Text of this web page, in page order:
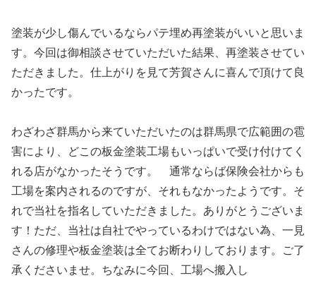
塗装が少し傷んでいるならパテ埋め再塗装がいいと思いま
す。今回は御相談させていただいた結果、再塗装させてい
ただきました。仕上がりを見て芳賀さんに喜んで頂けて良
かったです。
わざわざ群馬から来ていただいたのは群馬県で広範囲の雹
害により、どこの板金塗装工場もいっぱいで受け付けてく
れる店がなかったそうです。 通常ならば保険会社からも
工場を案内されるのですが、それもなかったようです。そ
れで当社を指名していただきました。ありがとうございま
す！ただ、当社は自社でやっているわけではない為、一見
さんの修理や板金塗装は全てお断わりしております。ご了
承くださいませ。ちなみに今回、工場へ搬入し